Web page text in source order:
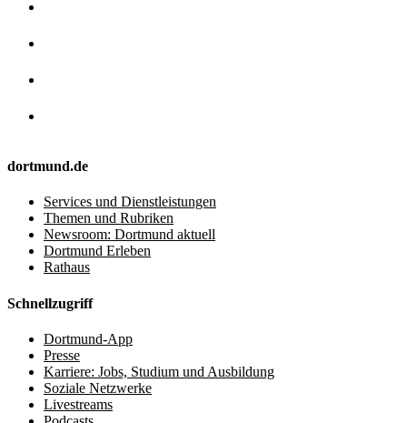
dortmund.de
Services und Dienstleistungen
Themen und Rubriken
Newsroom: Dortmund aktuell
Dortmund Erleben
Rathaus
Schnellzugriff
Dortmund-App
Presse
Karriere: Jobs, Studium und Ausbildung
Soziale Netzwerke
Livestreams